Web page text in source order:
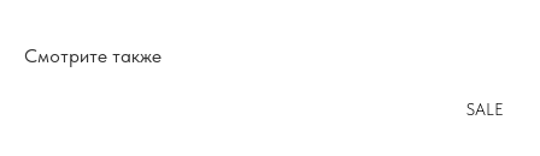
Смотрите также
SALE